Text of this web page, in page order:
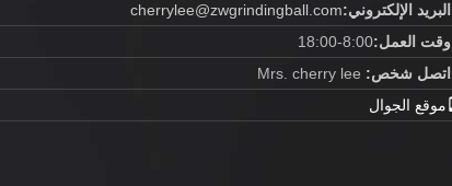
البريد الإلكتروني:cherrylee@zwgrindingball.com
وقت العمل:8:00-18:00
اتصل شخص:
موقع الجوال